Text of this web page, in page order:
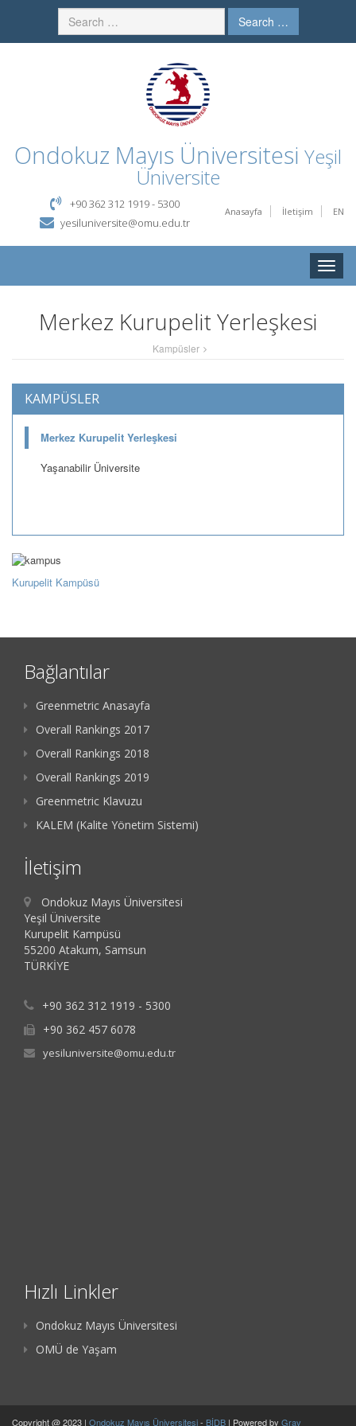
Search …
Ondokuz Mayıs Üniversitesi Yeşil
Üniversite
Anasayfa İletişim EN
+90 362 312 1919 - 5300
yesiluniversite@omu.edu.tr
Toggle
Merkez Kurupelit Yerleşkesi
Kampüsler
KAMPÜSLER
Merkez Kurupelit Yerleşkesi
Yaşanabilir Üniversite
Kurupelit Kampüsü
Bağlantılar
Greenmetric Anasayfa
Overall Rankings 2017
Overall Rankings 2018
Overall Rankings 2019
Greenmetric Klavuzu
KALEM (Kalite Yönetim Sistemi)
İletişim
Ondokuz Mayıs Üniversitesi
Yeşil Üniversite
Kurupelit Kampüsü
55200 Atakum, Samsun
TÜRKİYE
+90 362 312 1919 - 5300
+90 362 457 6078
yesiluniversite@omu.edu.tr
Hızlı Linkler
Ondokuz Mayıs Üniversitesi
OMÜ de Yaşam
Copyright @ 2023 | Ondokuz Mayıs Üniversitesi- BİDB | Powered by Grav